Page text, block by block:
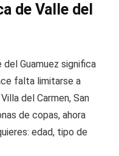
de Valle del
del Guamuez significa
falta limitarse a
del Carmen, San
de copas, ahora
edad, tipo de